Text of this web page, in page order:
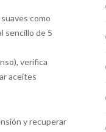
como
sencillo de 5
verifica
aceites
y recuperar